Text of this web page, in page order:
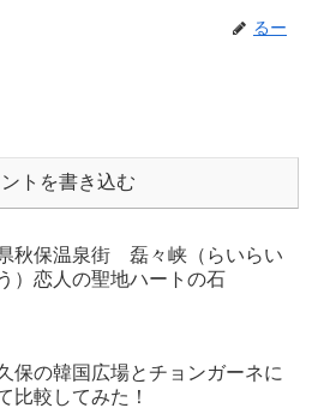
るー
トを書き込む
秋保温泉街 磊々峡（らいらい
）恋人の聖地ハートの石
保の韓国広場とチョンガーネに
比較してみた！